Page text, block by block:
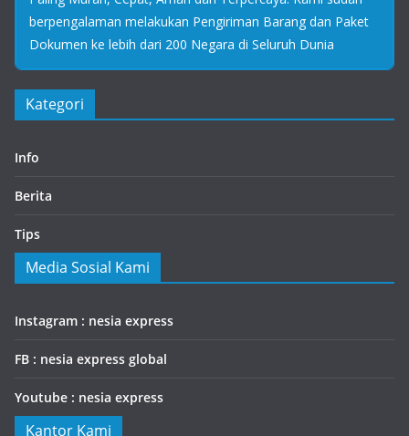
berpengalaman melakukan Pengiriman Barang dan Paket
Dokumen ke lebih dari 200 Negara di Seluruh Dunia
Kategori
Info
Berita
Tips
Media Sosial Kami
Instagram : nesia express
FB : nesia express global
Youtube : nesia express
Kantor Kami